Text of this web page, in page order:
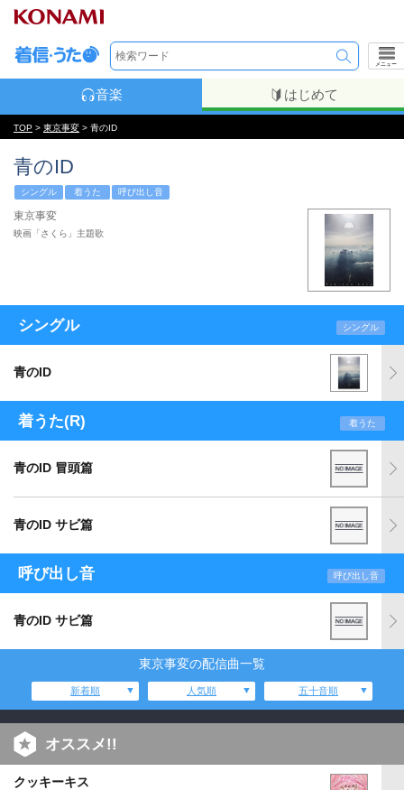
メニュー
音楽 はじめて
TOP > 東京事変 > 青のID
青のID
シングル 着うた 呼び出し音
東京事変
映画「さくら」主題歌
シングル シングル
青のID
着うた(R) 着うた
青のID 冒頭篇
青のID サビ篇
呼び出し音 呼び出し音
青のID サビ篇
東京事変の配信曲一覧
新着順 人気順 五十音順
オススメ!!
クッキーキス